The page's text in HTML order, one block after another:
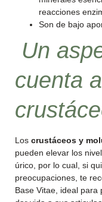
reacciones
Son de bajo
Un
cuenta
Los crustáceos y
pueden elevar los
úrico, por lo cual, si
preocupaciones, te
Base Vitae, ideal para